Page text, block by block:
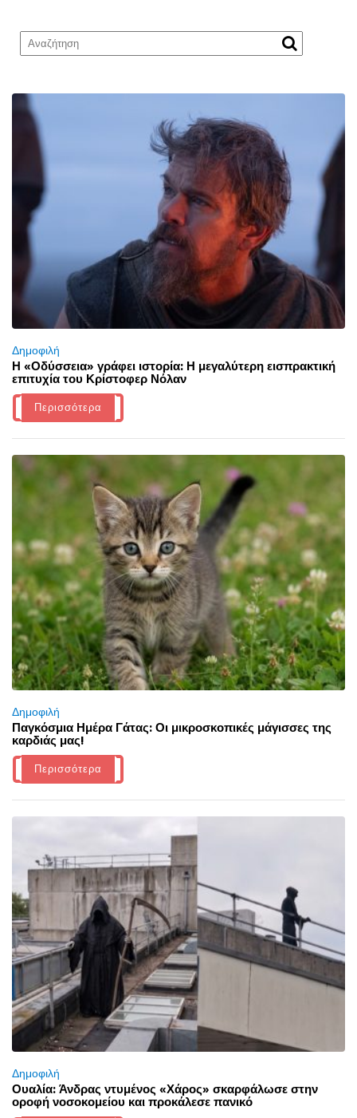
Δημοφιλή
Η «Οδύσσεια» γράφει ιστορία: Η μεγαλύτερη εισπρακτική
επιτυχία του Κρίστοφερ Νόλαν
Περισσότερα
Δημοφιλή
Παγκόσμια Ημέρα Γάτας: Οι μικροσκοπικές μάγισσες της
καρδιάς μας!
Περισσότερα
Δημοφιλή
Ουαλία: Άνδρας ντυμένος «Χάρος» σκαρφάλωσε στην
οροφή νοσοκομείου και προκάλεσε πανικό